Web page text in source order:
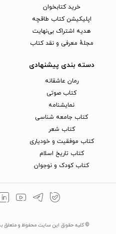
خرید کتابخوان
اپلیکیشن کتاب طاقچه
هدیه اشتراک بی‌نهایت
مجلهٔ معرفی و نقد کتاب
دسته بندی پیشنهادی
رمان عاشقانه
کتاب‌ صوتی
نمایشنامه
کتاب جامعه شناسی
کتاب شعر
کتاب موفقیت و خودیاری
کتاب تاریخ اسلام
کتاب کودک و نوجوان
© کلیه حقوق این سایت محفوظ و متعلق